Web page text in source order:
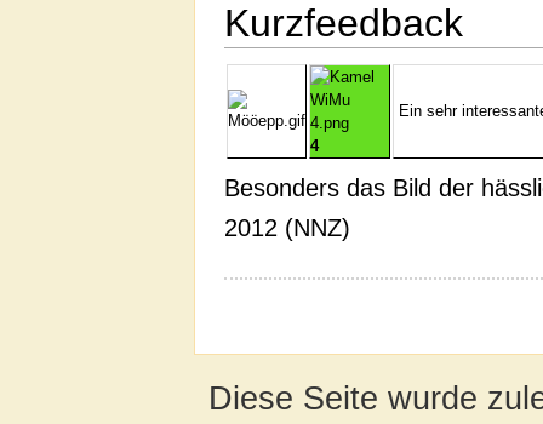
Kurzfeedback
4
Ein sehr
Besonders das Bild der
2012 (NNZ)
Diese Seite wurde